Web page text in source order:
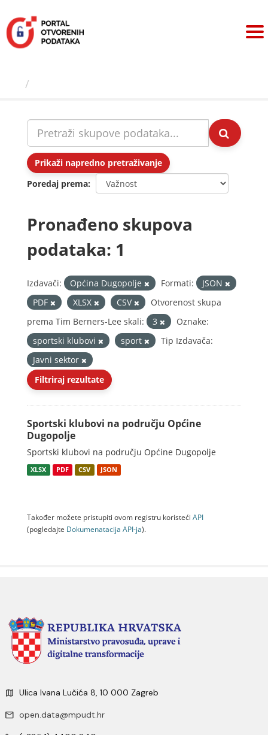
sadržaj
Prikaži napredno pretraživanje
Poredaj prema
Pronađeno skupova
podataka: 1
Izdavači: Općina Dugopolje Formati:
JSON
PDF
XLSX CSV
Otvorenost skupa
prema Tim Berners-Lee skali:
3
Oznake:
sportski klubovi
sport
Tip Izdavača:
Javni sektor
Filtriraj rezultate
Sportski klubovi na području Općine
Dugopolje
Sportski klubovi na području Općine Dugopolje
XLSX PDF CSV JSON
Također možete pristupiti ovom registru koristeći API
(pogledajte Dokumenаtаcijа API-jа).